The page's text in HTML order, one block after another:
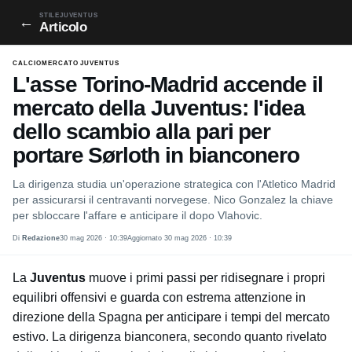
← STILEJUVENTUS
Articolo
CALCIOMERCATO JUVENTUS
L'asse Torino-Madrid accende il
mercato della Juventus: l'idea
dello scambio alla pari per
portare Sørloth in bianconero
La dirigenza studia un'operazione strategica con l'Atletico Madrid
per assicurarsi il centravanti norvegese. Nico Gonzalez la chiave
per sbloccare l'affare e anticipare il dopo Vlahovic.
Di Redazione30 mag 2026 · 10:39Aggiornato 30 mag 2026 · 10:39
La Juventus muove i primi passi per ridisegnare i propri
equilibri offensivi e guarda con estrema attenzione in
direzione della Spagna per anticipare i tempi del mercato
estivo. La dirigenza bianconera, secondo quanto rivelato